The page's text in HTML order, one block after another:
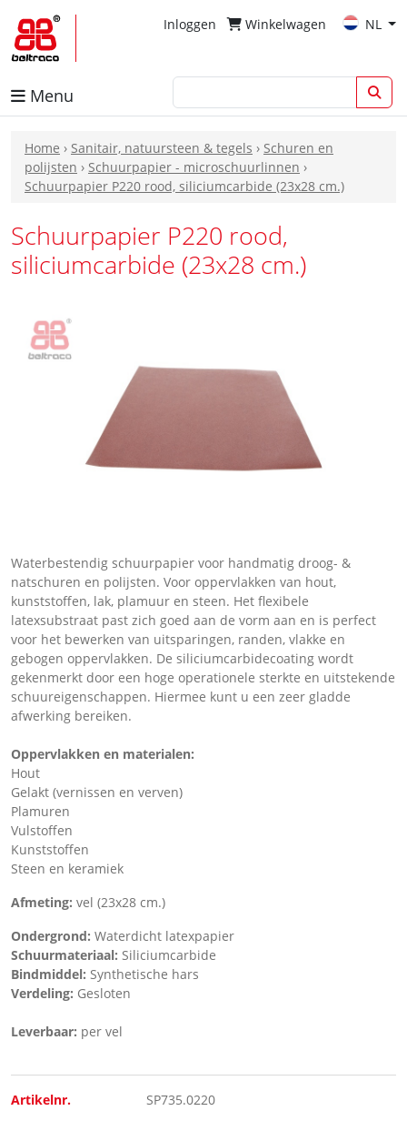
Inloggen Winkelwagen NL
Menu
Home › Sanitair, natuursteen & tegels › Schuren en
polijsten › Schuurpapier - microschuurlinnen ›
Schuurpapier P220 rood, siliciumcarbide (23x28 cm.)
Schuurpapier P220 rood,
siliciumcarbide (23x28 cm.)
Waterbestendig schuurpapier voor handmatig droog- &
natschuren en polijsten. Voor oppervlakken van hout,
kunststoffen, lak, plamuur en steen. Het flexibele
latexsubstraat past zich goed aan de vorm aan en is perfect
voor het bewerken van uitsparingen, randen, vlakke en
gebogen oppervlakken. De siliciumcarbidecoating wordt
gekenmerkt door een hoge operationele sterkte en uitstekende
schuureigenschappen. Hiermee kunt u een zeer gladde
afwerking bereiken.
Oppervlakken en materialen:
Hout
Gelakt (vernissen en verven)
Plamuren
Vulstoffen
Kunststoffen
Steen en keramiek
Afmeting: vel (23x28 cm.)
Ondergrond: Waterdicht latexpapier
Schuurmateriaal: Siliciumcarbide
Bindmiddel: Synthetische hars
Verdeling: Gesloten
Leverbaar: per vel
Artikelnr.
SP735.0220